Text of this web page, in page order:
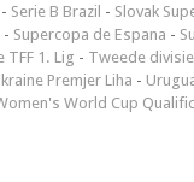
- Serie B Brazil - Slovak
- Supercopa de Espana -
TFF 1. Lig - Tweede divisie
Premjer Liha -
World Cup